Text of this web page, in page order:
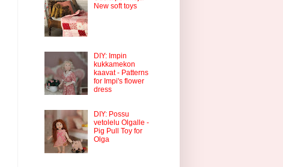
New soft toys
DIY: Impin
kukkamekon
kaavat - Patterns
for Impi's flower
dress
DIY: Possu
vetolelu Olgalle -
Pig Pull Toy for
Olga